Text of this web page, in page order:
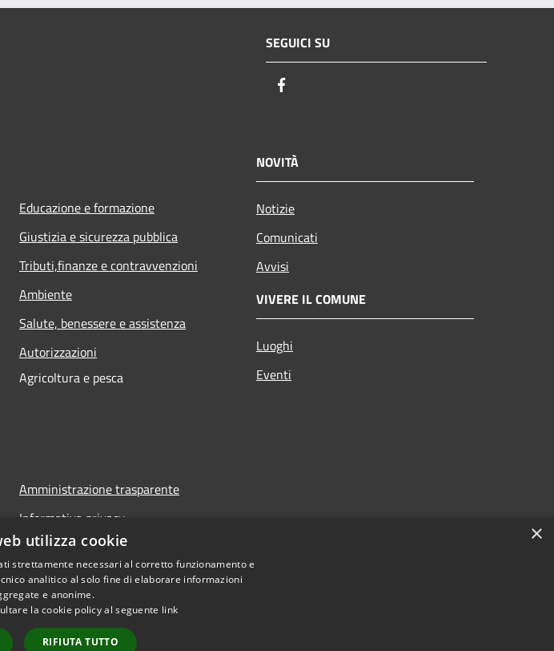
SEGUICI SU
Educazione e formazione
Giustizia e sicurezza pubblica
Tributi,finanze e contravvenzioni
Ambiente
Salute, benessere e assistenza
Autorizzazioni
Agricoltura e pesca
NOVITÀ
Notizie
Comunicati
Avvisi
VIVERE IL COMUNE
Luoghi
Eventi
Amministrazione trasparente
Informativa privacy
Note legali
Dichiarazione di accessibilità
×
utilizza cookie
strettamente necessari al corretto funzionamento e
analitico al solo fine di elaborare informazioni
e anonime.
la cookie policy al seguente link
RIFIUTA TUTTO